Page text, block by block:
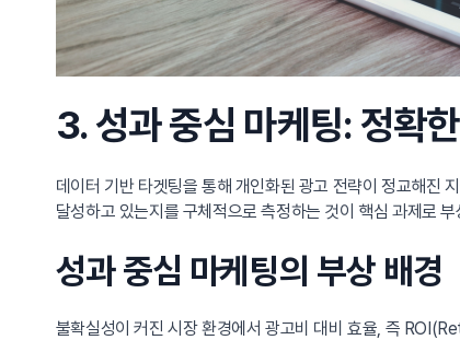
3. 성과 중심 마케팅: 정확
데이터 기반 타겟팅을 통해 개인화된 광고 전략이 정교해진
달성하고 있는지를 구체적으로 측정하는 것이 핵심 과제로
성과 중심 마케팅의 부상 배경
불확실성이 커진 시장 환경에서 광고비 대비 효율, 즉